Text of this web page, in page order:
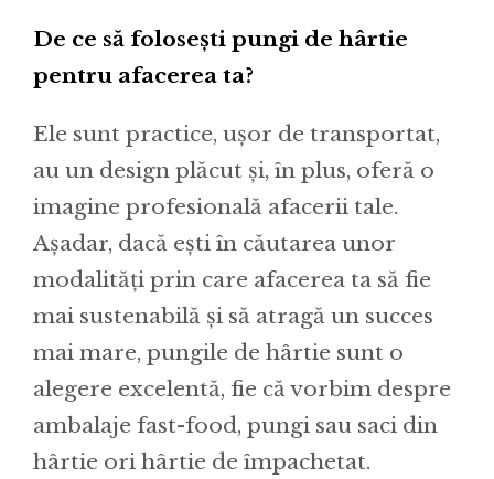
De ce să folosești pungi de hârtie
pentru afacerea ta?
Ele sunt practice, ușor de transportat,
au un design plăcut și, în plus, oferă o
imagine profesională afacerii tale.
Așadar, dacă ești în căutarea unor
modalități prin care afacerea ta să fie
mai sustenabilă și să atragă un succes
mai mare, pungile de hârtie sunt o
alegere excelentă, fie că vorbim despre
ambalaje fast-food, pungi sau saci din
hârtie ori hârtie de împachetat.